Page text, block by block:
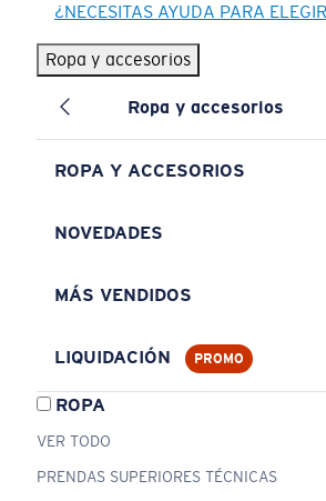
¿NECESITAS AYUDA PARA
Ropa y accesorios
Ropa y accesorios
ROPA Y ACCESORIOS
NOVEDADES
MÁS VENDIDOS
LIQUIDACIÓN PROMO
ROPA
VER TODO
PRENDAS SUPERIORES TÉCNICAS